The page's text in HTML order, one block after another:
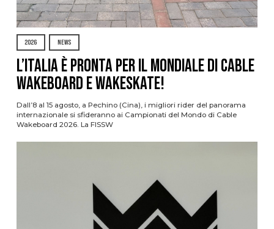
2026 NEWS
L’Italia è pronta per il Mondiale di Cable
Wakeboard e Wakeskate!
Dall’8 al 15 agosto, a Pechino (Cina), i migliori rider del panorama
internazionale si sfideranno ai Campionati del Mondo di Cable
Wakeboard 2026. La FISSW